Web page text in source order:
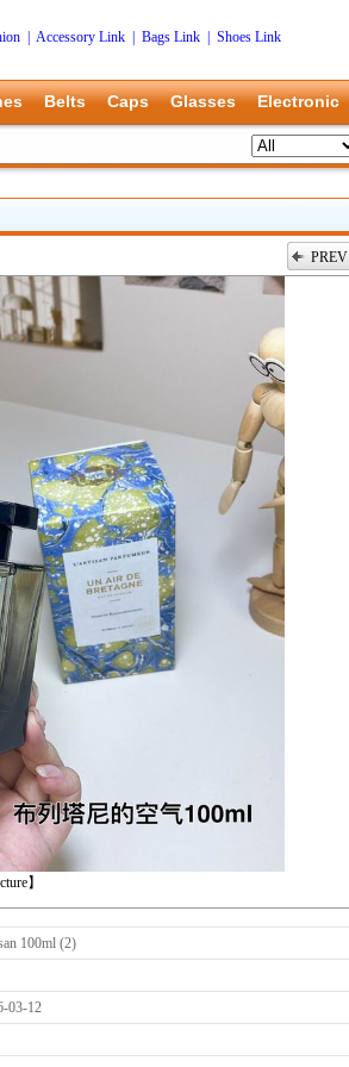
Accessory Link Bags Link
Shoes Link
Belts Caps Glasses Electronic
PREV
】
100ml (2)
03-12